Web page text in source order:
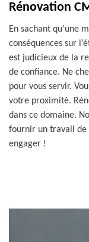
Rénovation
En sachant qu’une
conséquences sur
est judicieux de la
de confiance. Ne
pour vous servir.
votre proximité.
dans ce domaine.
fournir un travail de
engager !